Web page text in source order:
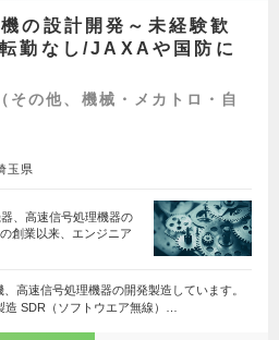
機の設計開発～未経験歓
勤なし/JAXAや国防に
その他、機械・メカトロ・自
玉県
、高速信号処理機器の
創業以来、エンジニア
高速信号処理機器の開発製造しています。
SDR（ソフトウエア無線）…